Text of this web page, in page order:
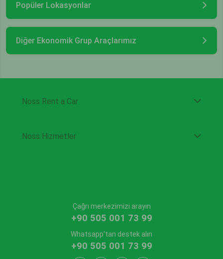
Popüler Lokasyonlar
Diğer Ekonomik Grup Araçlarımız
Noss Rent a Car
Noss Hizmetler
Çağrı merkezimizi arayın
+90 505 001 73 99
Whatsapp'tan destek alın
+90 505 001 73 99